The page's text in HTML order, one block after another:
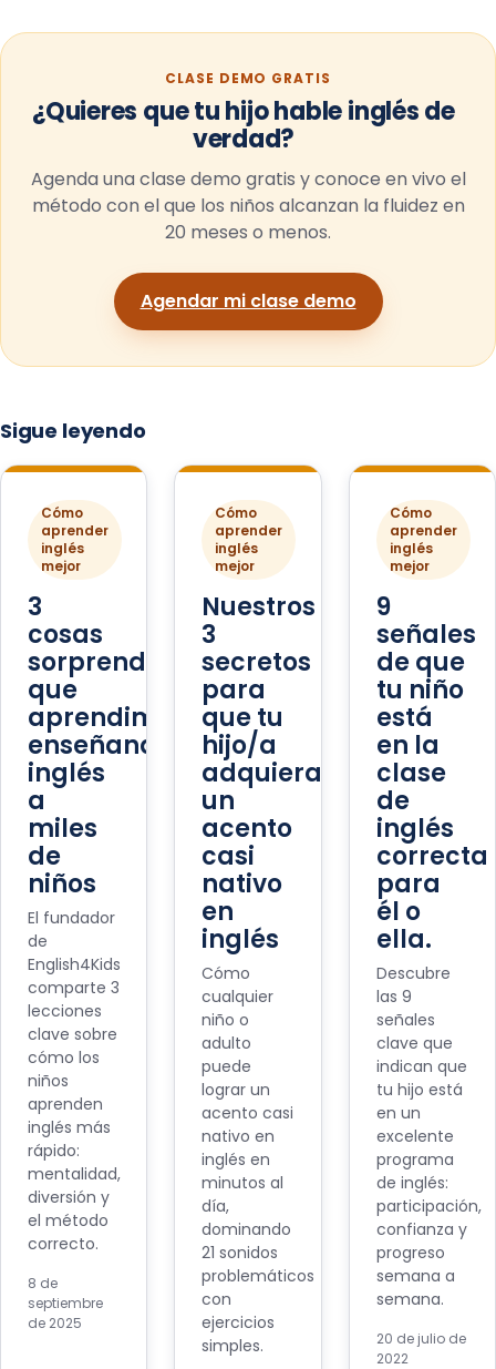
CLASE DEMO GRATIS
¿Quieres que tu hijo hable inglés de
verdad?
Agenda una clase demo gratis y conoce en vivo el
método con el que los niños alcanzan la fluidez en
20 meses o menos.
Agendar mi clase demo
Sigue leyendo
Cómo
aprender
inglés
mejor
3
cosas
sorprendentes
que
aprendimos
enseñando
inglés
a
miles
de
niños
El fundador
de
English4Kids
comparte 3
lecciones
clave sobre
cómo los
niños
aprenden
inglés más
rápido:
mentalidad,
diversión y
el método
correcto.
8 de
septiembre
de 2025
Cómo
aprender
inglés
mejor
Nuestros
3
secretos
para
que tu
hijo/a
adquiera
un
acento
casi
nativo
en
inglés
Cómo
cualquier
niño o
adulto
puede
lograr un
acento casi
nativo en
inglés en
minutos al
día,
dominando
21 sonidos
problemáticos
con
ejercicios
simples.
Cómo
aprender
inglés
mejor
9
señales
de que
tu niño
está
en la
clase
de
inglés
correcta
para
él o
ella.
Descubre
las 9
señales
clave que
indican que
tu hijo está
en un
excelente
programa
de inglés:
participación,
confianza y
progreso
semana a
semana.
20 de julio de
2022